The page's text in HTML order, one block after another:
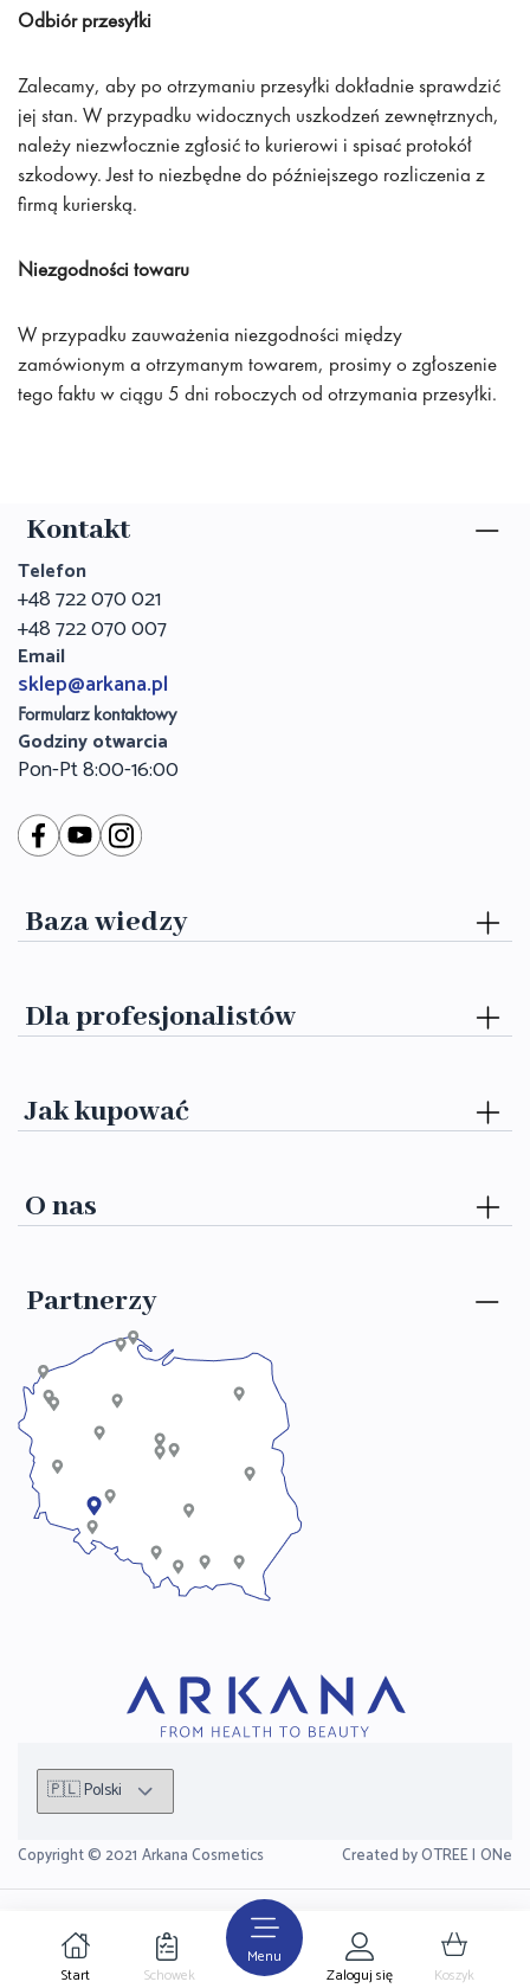
Odbiór przesyłki
Zalecamy, aby po otrzymaniu przesyłki dokładnie sprawdzić
jej stan. W przypadku widocznych uszkodzeń zewnętrznych,
należy niezwłocznie zgłosić to kurierowi i spisać protokół
szkodowy. Jest to niezbędne do późniejszego rozliczenia z
firmą kurierską.
Niezgodności towaru
W przypadku zauważenia niezgodności między
zamówionym a otrzymanym towarem, prosimy o zgłoszenie
tego faktu w ciągu 5 dni roboczych od otrzymania przesyłki.
Kontakt
Telefon
+48 722 070 021
+48 722 070 007
Email
sklep@arkana.pl
Formularz kontaktowy
Godziny otwarcia
Pon-Pt 8:00-16:00
Baza wiedzy
Dla profesjonalistów
Jak kupować
O nas
Partnerzy
Copyright © 2021 Arkana Cosmetics Created by OTREE | ONe
Start
Menu
Koszyk
Schowek Zaloguj się